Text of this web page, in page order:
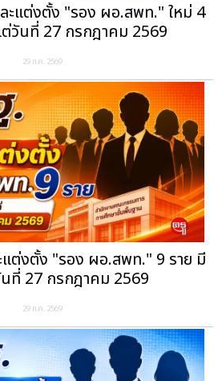
ะแต่งตั้ง "รอง ผอ.สพท." ใหม่ 4
วันที่ 27 กรกฎาคม 2569
29 ก.ค. 2569
ต่งตั้ง "รอง ผอ.สพท." 9 ราย มี
ที่ 27 กรกฎาคม 2569
29 ก.ค. 2569